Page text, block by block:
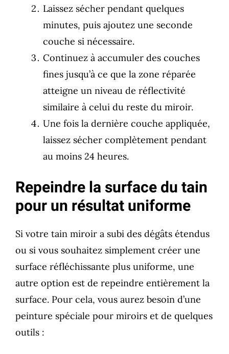
Laissez sécher pendant quelques
minutes, puis ajoutez une seconde
couche si nécessaire.
Continuez à accumuler des couches
fines jusqu’à ce que la zone réparée
atteigne un niveau de réflectivité
similaire à celui du reste du miroir.
Une fois la dernière couche appliquée,
laissez sécher complètement pendant
au moins 24 heures.
Repeindre la surface du tain
pour un résultat uniforme
Si votre tain miroir a subi des dégâts étendus
ou si vous souhaitez simplement créer une
surface réfléchissante plus uniforme, une
autre option est de repeindre entièrement la
surface. Pour cela, vous aurez besoin d’une
peinture spéciale pour miroirs et de quelques
outils :